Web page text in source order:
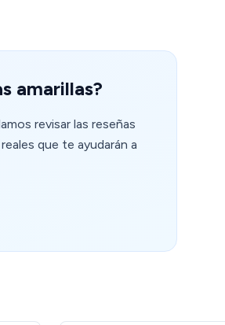
amarillas?
revisar las reseñas
que te ayudarán a